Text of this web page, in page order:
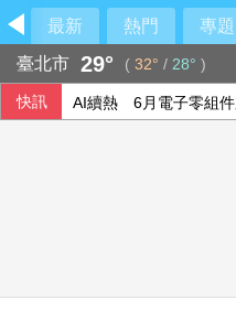
最新 熱門 專題
臺北市 29° ( 32° / 28° )
快訊 AI續熱 6月電子零組件